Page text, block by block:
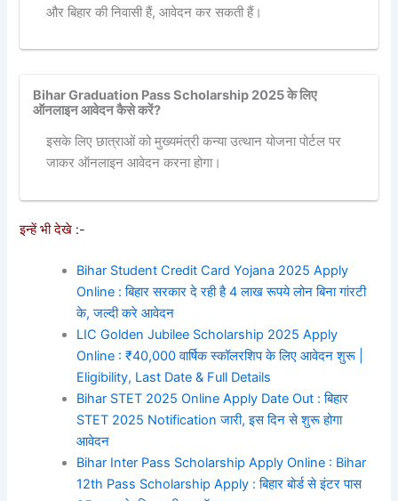
और बिहार की निवासी हैं, आवेदन कर सकती हैं।
Bihar Graduation Pass Scholarship 2025 के लिए
ऑनलाइन आवेदन कैसे करें?
इसके लिए छात्राओं को मुख्यमंत्री कन्या उत्थान योजना पोर्टल पर
जाकर ऑनलाइन आवेदन करना होगा।
इन्हें भी देखे :-
Bihar Student Credit Card Yojana 2025 Apply
Online : बिहार सरकार दे रही है 4 लाख रूपये लोन बिना गांरटी
के, जल्दी करे आवेदन
LIC Golden Jubilee Scholarship 2025 Apply
Online : ₹40,000 वार्षिक स्कॉलरशिप के लिए आवेदन शुरू |
Eligibility, Last Date & Full Details
Bihar STET 2025 Online Apply Date Out : बिहार
STET 2025 Notification जारी, इस दिन से शुरू होगा
आवेदन
Bihar Inter Pass Scholarship Apply Online : Bihar
12th Pass Scholarship Apply : बिहार बोर्ड से इंटर पास